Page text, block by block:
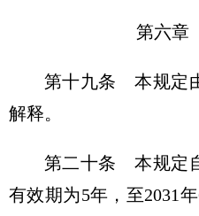
第六
第十九条 本规定
解释。
第二十条 本规定
有效期为5年，至2031